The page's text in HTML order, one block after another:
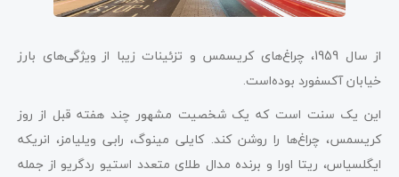
از سال 1959، چراغ‌های کریسمس و تزئینات زیبا از ویژگی‌های بارز
خیابان آکسفورد بوده‌است.
این یک سنت است که یک شخصیت مشهور چند هفته قبل از روز
کریسمس، چراغ‌ها را روشن کند. کایلی مینوگ، رابی ویلیامز، انریکه
ایگلسیاس، ریتا اورا و برنده مدال طلای متعدد استیو ردگریو از جمله